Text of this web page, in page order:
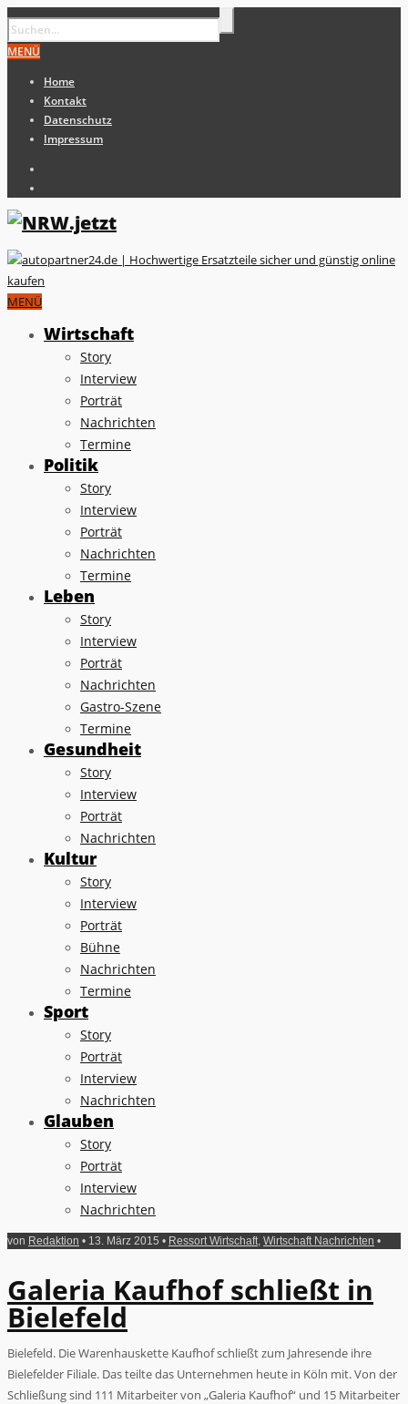
MENÜ
Home
Kontakt
Datenschutz
Impressum
MENÜ
Wirtschaft
Story
Interview
Porträt
Nachrichten
Termine
Politik
Story
Interview
Porträt
Nachrichten
Termine
Leben
Story
Interview
Porträt
Nachrichten
Gastro-Szene
Termine
Gesundheit
Story
Interview
Porträt
Nachrichten
Kultur
Story
Interview
Porträt
Bühne
Nachrichten
Termine
Sport
Story
Porträt
Interview
Nachrichten
Glauben
Story
Porträt
Interview
Nachrichten
von Redaktion • 13. März 2015 • Ressort Wirtschaft Wirtschaft Nachrichten •
Galeria Kaufhof schließt in
Bielefeld
Bielefeld. Die Warenhauskette Kaufhof schließt zum Jahresende ihre
Bielefelder Filiale. Das teilte das Unternehmen heute in Köln mit. Von der
Schließung sind 111 Mitarbeiter von „Galeria Kaufhof“ und 15 Mitarbeiter